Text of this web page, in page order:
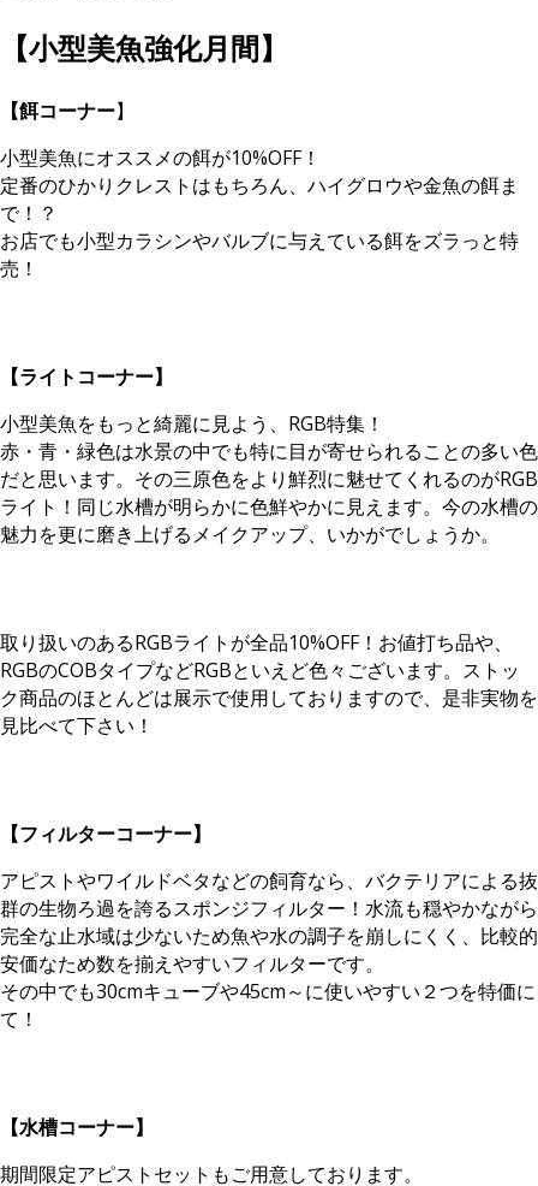
【小型美魚強化月間】
【餌コーナー】
小型美魚にオススメの餌が10%OFF！
定番のひかりクレストはもちろん、ハイグロウや金魚の餌ま
で！？
お店でも小型カラシンやバルブに与えている餌をズラっと特
売！
【ライトコーナー】
小型美魚をもっと綺麗に見よう、RGB特集！
赤・青・緑色は水景の中でも特に目が寄せられることの多い色
だと思います。その三原色をより鮮烈に魅せてくれるのがRGB
ライト！同じ水槽が明らかに色鮮やかに見えます。今の水槽の
魅力を更に磨き上げるメイクアップ、いかがでしょうか。
取り扱いのあるRGBライトが全品10%OFF！お値打ち品や、
RGBのCOBタイプなどRGBといえど色々ございます。ストッ
ク商品のほとんどは展示で使用しておりますので、是非実物を
見比べて下さい！
【フィルターコーナー】
アピストやワイルドベタなどの飼育なら、バクテリアによる抜
群の生物ろ過を誇るスポンジフィルター！水流も穏やかながら
完全な止水域は少ないため魚や水の調子を崩しにくく、比較的
安価なため数を揃えやすいフィルターです。
その中でも30cmキューブや45cm～に使いやすい２つを特価に
て！
【水槽コーナー】
期間限定アピストセットもご用意しております。